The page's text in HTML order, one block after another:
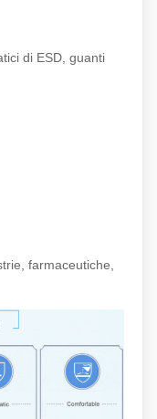
di ESD, guanti
farmaceutiche,